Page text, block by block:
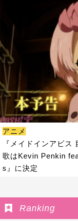
アニメ
『メイドインアビス
歌はKevin Penkin
s』に決定
Ranking